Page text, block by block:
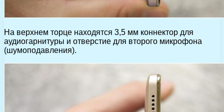
На верхнем торце находятся 3,5 мм коннектор для
аудиогарнитуры и отверстие для второго микрофона
(шумоподавления).